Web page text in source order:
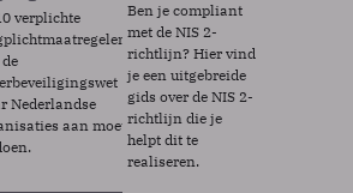
verplichte
Nederlandse
aan moeten
Ben je compliant
met de NIS 2-
richtlijn? Hier vind
je een uitgebreide
gids over de NIS 2-
richtlijn die je
helpt dit te
realiseren.